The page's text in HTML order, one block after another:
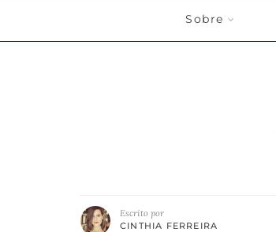
Sobre
Escrito por
CINTHIA FERREIRA